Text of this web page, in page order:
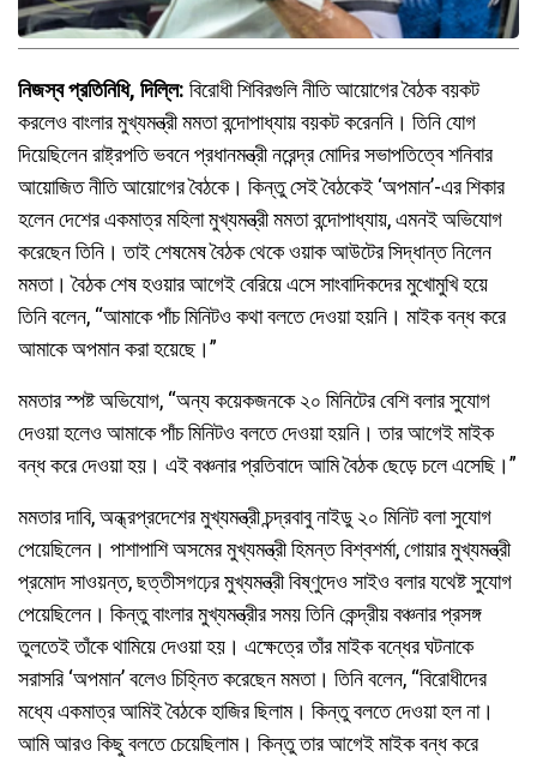
নিজস্ব প্রতিনিধি, দিল্লি: বিরোধী শিবিরগুলি নীতি আয়োগের বৈঠক বয়কট
করলেও বাংলার মুখ্যমন্ত্রী মমতা বন্দোপাধ্যায় বয়কট করেননি। তিনি যোগ
দিয়েছিলেন রাষ্ট্রপতি ভবনে প্রধানমন্ত্রী নরেন্দ্র মোদির সভাপতিত্বে শনিবার
আয়োজিত নীতি আয়োগের বৈঠকে। কিন্তু সেই বৈঠকেই ‘অপমান’-এর শিকার
হলেন দেশের একমাত্র মহিলা মুখ্যমন্ত্রী মমতা বন্দোপাধ্যায়, এমনই অভিযোগ
করেছেন তিনি। তাই শেষমেষ বৈঠক থেকে ওয়াক আউটের সিদ্ধান্ত নিলেন
মমতা। বৈঠক শেষ হওয়ার আগেই বেরিয়ে এসে সাংবাদিকদের মুখোমুখি হয়ে
তিনি বলেন, “আমাকে পাঁচ মিনিটও কথা বলতে দেওয়া হয়নি। মাইক বন্ধ করে
আমাকে অপমান করা হয়েছে।”
মমতার স্পষ্ট অভিযোগ, “অন্য কয়েকজনকে ২০ মিনিটের বেশি বলার সুযোগ
দেওয়া হলেও আমাকে পাঁচ মিনিটও বলতে দেওয়া হয়নি। তার আগেই মাইক
বন্ধ করে দেওয়া হয়। এই বঞ্চনার প্রতিবাদে আমি বৈঠক ছেড়ে চলে এসেছি।”
মমতার দাবি, অন্ধ্রপ্রদেশের মুখ্যমন্ত্রী চন্দ্রবাবু নাইডু ২০ মিনিট বলা সুযোগ
পেয়েছিলেন। পাশাপাশি অসমের মুখ্যমন্ত্রী হিমন্ত বিশ্বশর্মা, গোয়ার মুখ্যমন্ত্রী
প্রমোদ সাওয়ন্ত, ছত্তীসগঢ়ের মুখ্যমন্ত্রী বিষ্ণুদেও সাইও বলার যথেষ্ট সুযোগ
পেয়েছিলেন। কিন্তু বাংলার মুখ্যমন্ত্রীর সময় তিনি কেন্দ্রীয় বঞ্চনার প্রসঙ্গ
তুলতেই তাঁকে থামিয়ে দেওয়া হয়। এক্ষেত্রে তাঁর মাইক বন্ধের ঘটনাকে
সরাসরি ‘অপমান’ বলেও চিহ্নিত করেছেন মমতা। তিনি বলেন, “বিরোধীদের
মধ্যে একমাত্র আমিই বৈঠকে হাজির ছিলাম। কিন্তু বলতে দেওয়া হল না।
আমি আরও কিছু বলতে চেয়েছিলাম। কিন্তু তার আগেই মাইক বন্ধ করে